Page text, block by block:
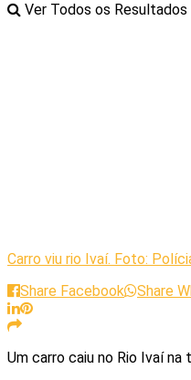
Ver Todos os Resultados
Carro viu rio Ivaí. Foto:
Share Facebook
Share
Um carro caiu no Rio Ivaí